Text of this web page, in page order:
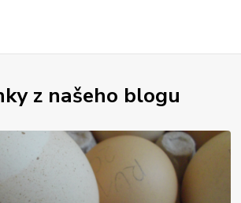
z našeho blogu